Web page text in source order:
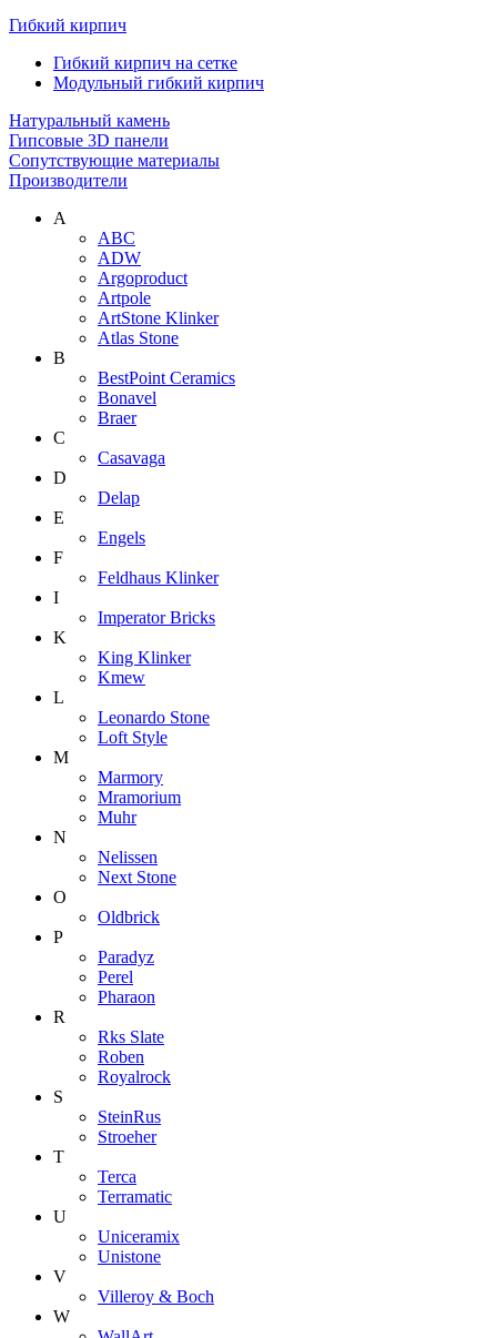
Гибкий кирпич
Гибкий кирпич на сетке
Модульный гибкий кирпич
Натуральный камень
Гипсовые 3D панели
Сопутствующие материалы
Производители
A
ABC
ADW
Argoproduct
Artpole
ArtStone Klinker
Atlas Stone
B
BestPoint Ceramics
Bonavel
Braer
C
Casavaga
D
Delap
E
Engels
F
Feldhaus Klinker
I
Imperator Bricks
K
King Klinker
Kmew
L
Leonardo Stone
Loft Style
M
Marmory
Mramorium
Muhr
N
Nelissen
Next Stone
O
Oldbrick
P
Paradyz
Perel
Pharaon
R
Rks Slate
Roben
Royalrock
S
SteinRus
Stroeher
T
Terca
Terramatic
U
Uniceramix
Unistone
V
Villeroy & Boch
W